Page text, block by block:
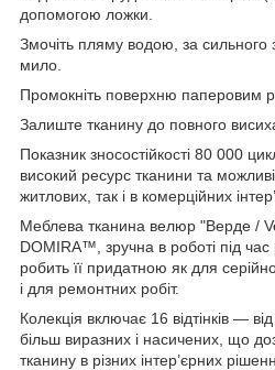
допомогою ложки.
Змочіть пляму водою, за сильного
мило.
Промокніть поверхню паперовим
Залиште тканину до повного
Показник зносостійкості 80 000
високий ресурс тканини та
житлових, так і в комерційних
Меблева тканина велюр "Верде /
DOMIRA™, зручна в роботі під
робить її придатною як для
і для ремонтних робіт.
Колекція включає 16 відтінків —
більш виразних і насичених, що
тканину в різних інтер’єрних